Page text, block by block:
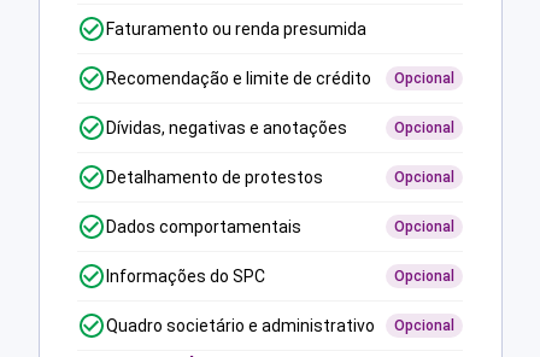
Faturamento ou renda presumida
Recomendação e limite de crédito Opcional
Dívidas, negativas e anotações Opcional
Detalhamento de protestos Opcional
Dados comportamentais Opcional
Informações do SPC Opcional
Quadro societário e administrativo Opcional